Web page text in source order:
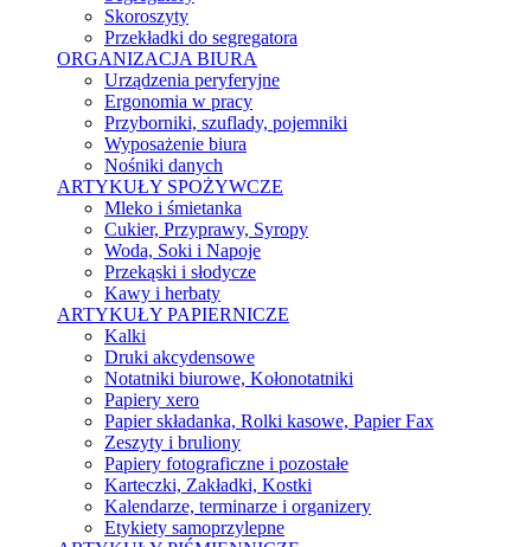
Skoroszyty
Przekładki do segregatora
ORGANIZACJA BIURA
Urządzenia peryferyjne
Ergonomia w pracy
Przyborniki, szuflady, pojemniki
Wyposażenie biura
Nośniki danych
ARTYKUŁY SPOŻYWCZE
Mleko i śmietanka
Cukier, Przyprawy, Syropy
Woda, Soki i Napoje
Przekąski i słodycze
Kawy i herbaty
ARTYKUŁY PAPIERNICZE
Kalki
Druki akcydensowe
Notatniki biurowe, Kołonotatniki
Papiery xero
Papier składanka, Rolki kasowe, Papier Fax
Zeszyty i bruliony
Papiery fotograficzne i pozostałe
Karteczki, Zakładki, Kostki
Kalendarze, terminarze i organizery
Etykiety samoprzylepne